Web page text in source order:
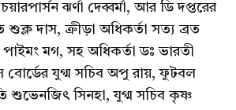
ঝর্ণা দেব্বর্মা, আর ডি দপ্তরের
দাস, ক্রীড়া অধিকর্তা সত্য ব্রত
পাইমং মগ, সহ অধিকর্তা ডঃ ভারতী
বোর্ডের যুগ্ম সচিব অপু রায়, ফুটবল
শুভেনজিৎ সিনহা, যুগ্ম সচিব কৃষ্ণ